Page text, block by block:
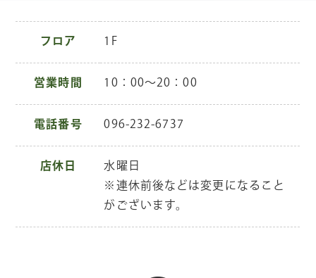
フロア 1F
営業時間 10：00～20：00
電話番号 096-232-6737
店休日
水曜日
※連休前後などは変更になること
がございます。